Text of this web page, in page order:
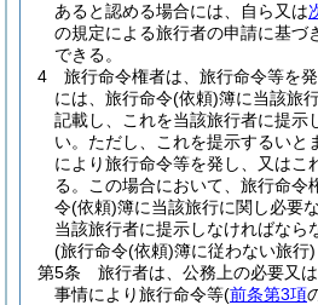
あると認める場合には、自ら又は
の規定による旅行者の申請に基づ
できる。
4
旅行命令権者は、旅行命令等を
には、旅行命令(依頼)簿に当該旅
記載し、これを当該旅行者に提示
い。 ただし、これを提示するいと
により旅行命令等を発し、又はこ
る。
この場合において、旅行命令
令(依頼)簿に当該旅行に関し必要
当該旅行者に提示しなければなら
(旅行命令(依頼)簿に従わない旅行)
第5条
旅行者は、公務上の必要又
事情により旅行命令等(前条第3項